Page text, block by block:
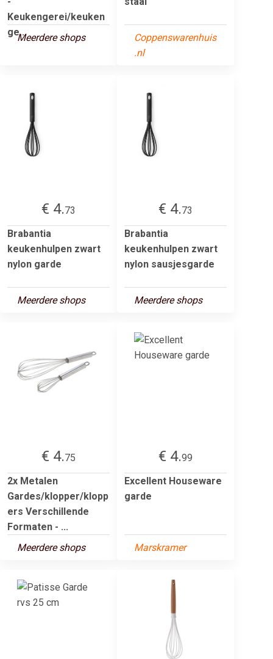
Keukengerei/keuken
ge...Meerdere shops
Coppenswarenhuis
.nl
€ 4.73
Brabantia
keukenhulpen zwart
nylon garde
Meerdere shops
€ 4.73
Brabantia
keukenhulpen zwart
nylon sausjesgarde
Meerdere shops
€ 4.75
2x Metalen
Gardes/klopper/klopp
ers Verschillende
Formaten - ...
Meerdere shops
€ 4.99
Excellent Houseware
garde
Marskramer